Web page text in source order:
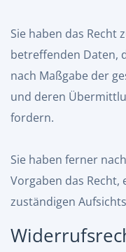
Sie haben das Recht
betreffenden Daten,
nach Maßgabe der
und deren
fordern.
Sie haben ferner
Vorgaben das Recht,
zuständigen